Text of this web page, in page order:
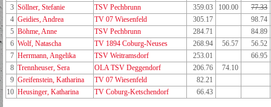
3 Söllner, Stefanie TSV Pechbrunn 359.03 100.00
77.33
4 Geidies, Andrea TV 07 Wiesenfeld 305.17
98.74
5 Böhme, Anne TSV Pechbrunn 284.71
84.89
6 Wolf, Natascha TV 1894 Coburg-Neuses 268.94 56.57
56.52
7 Herrmann, Angelika TSV Weitramsdorf 253.01
66.95
8 Trennheuser, Sera OLA TSV Deggendorf 206.76
74.10
9 Greifenstein, Katharina TV 07 Wiesenfeld
82.21
10 Heusinger, Katharina TV Coburg-Ketschendorf 66.43